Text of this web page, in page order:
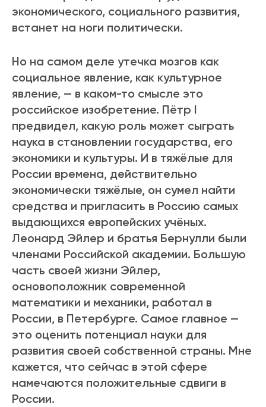
экономического, социального развития,
встанет на ноги политически.
Но на самом деле утечка мозгов как
социальное явление, как культурное
явление, — в каком-то смысле это
российское изобретение. Пётр I
предвидел, какую роль может сыграть
наука в становлении государства, его
экономики и культуры. И в тяжёлые для
России времена, действительно
экономически тяжёлые, он сумел найти
средства и пригласить в Россию самых
выдающихся европейских учёных.
Леонард Эйлер и братья Бернулли были
членами Российской академии. Большую
часть своей жизни Эйлер,
основоположник современной
математики и механики, работал в
России, в Петербурге. Самое главное —
это оценить потенциал науки для
развития своей собственной страны. Мне
кажется, что сейчас в этой сфере
намечаются положительные сдвиги в
России.